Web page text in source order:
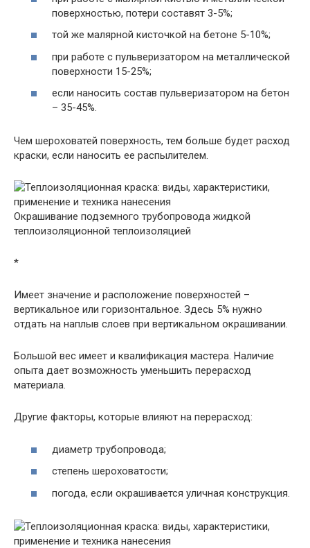
поверхностью, потери составят 3-5%;
той же малярной кисточкой на бетоне 5-10%;
при работе с пульверизатором на металлической
поверхности 15-25%;
если наносить состав пульверизатором на бетон
– 35-45%.
Чем шероховатей поверхность, тем больше будет расход
краски, если наносить ее распылителем.
Окрашивание подземного трубопровода жидкой
теплоизоляционной теплоизоляцией
*
Имеет значение и расположение поверхностей –
вертикальное или горизонтальное. Здесь 5% нужно
отдать на наплыв слоев при вертикальном окрашивании.
Большой вес имеет и квалификация мастера. Наличие
опыта дает возможность уменьшить перерасход
материала.
Другие факторы, которые влияют на перерасход:
диаметр трубопровода;
степень шероховатости;
погода, если окрашивается уличная конструкция.